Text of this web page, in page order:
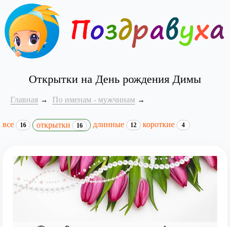
Открытки на День рождения Димы
Главная По именам - мужчинам
все 16 открытки 16 длинные 12 короткие 4